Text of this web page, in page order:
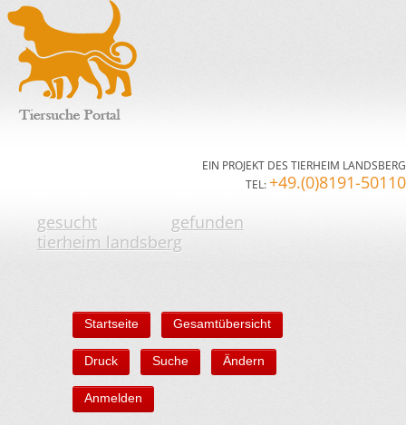
EIN PROJEKT DES TIERHEIM LANDSBERG
TEL: +49.(0)8191-50110
gesucht
gefunden
tierheim landsberg
Startseite Gesamtübersicht
Druck Suche Ändern
Anmelden